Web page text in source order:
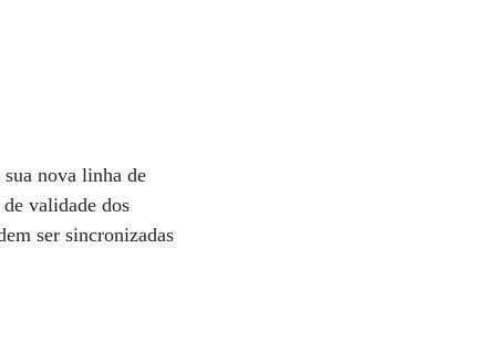
nova linha de
validade dos
ser sincronizadas